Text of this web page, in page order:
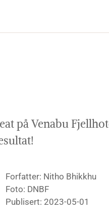
på Venabu
Forfatter: Nitho Bhikkhu
Foto: DNBF
Publisert: 2023-05-01